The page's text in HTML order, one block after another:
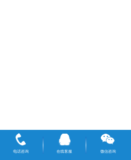
电话咨询 在线客服 微信咨询